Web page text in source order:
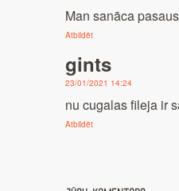
Man sanāca
Atbildēt
gints
23/01/2021 14:24
nu cugalas fileja ir
Atbildēt